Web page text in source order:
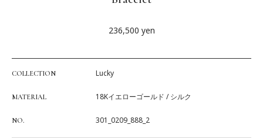
236,500 yen
COLLECTION Lucky
MATERIAL 18Kイエローゴールド / シルク
NO. 301_0209_888_2